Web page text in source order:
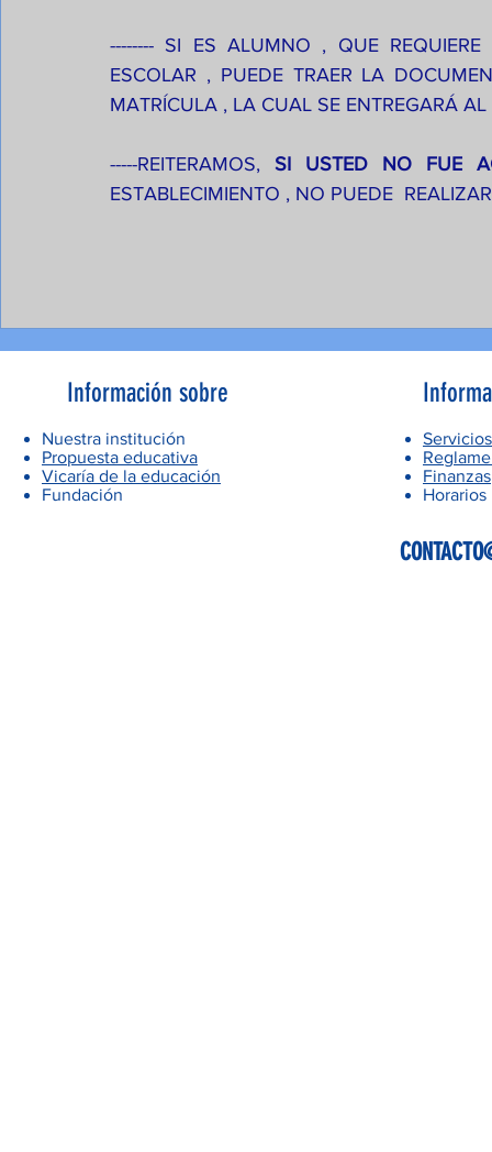
-------- SI ES ALUMNO , QUE
ESCOLAR , PUEDE TRAER LA
MATRÍCULA , LA CUAL SE ENTREGARÁ
-----REITERAMOS, SI USTED NO FUE
ESTABLECIMIENTO , NO PUEDE
Información sobre
Nuestra institución
Propuesta educativa
Vicaría de la educación
Fundación
Servicios
Finanzas
Horarios